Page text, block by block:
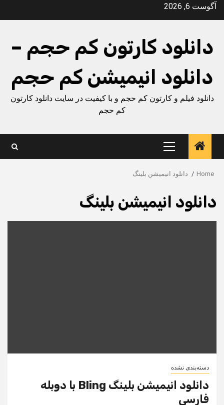
Skipآگوست 6, 2026
دانلود کارتون کم حجم –
دانلود انیمیشن کم حجم
دانلود فیلم و کارتون کم حجم و با کیفیت در سایت دانلود کارتون
کم حجم
Primary
Menu
Home دانلود انیمیشن بلینگ
دانلود انیمیشن بلینگ
دسته‌بندی نشده
دانلود انیمیشن بلینگ Bling با دوبله
فارسی